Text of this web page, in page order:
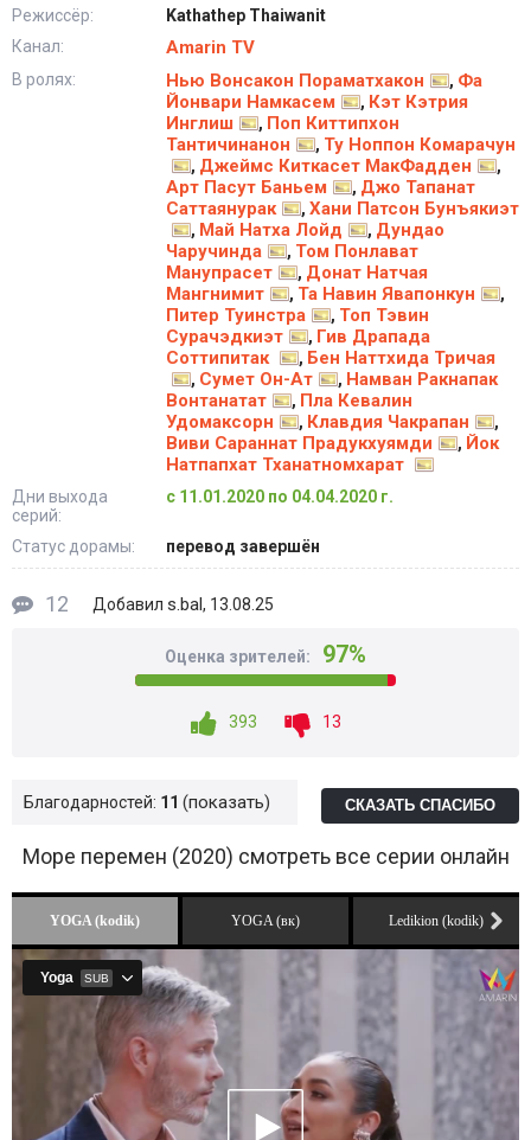
Режиссёр:
Kathathep Thaiwanit
Канал:
Amarin TV
В ролях: Нью Вонсакон Пораматхакон , Фа
Йонвари Намкасем
, Кэт Кэтрия
Инглиш
, Поп Киттипхон
Тантичинанон
, Ту Ноппон Комарачун
, Джеймс Киткасет МакФадден ,
Арт Пасут Баньем , Джо Тапанат
Саттаянурак
, Хани Патсон Бунъякиэт
, Май Натха Лойд , Дундао
Чаручинда
, Том Понлават
Манупрасет
, Донат Натчая
Мангнимит
, Та Навин Явапонкун ,
Питер Туинстра , Топ Тэвин
Сурачэдкиэт
, Гив Драпада
Соттипитак
, Бен Наттхида Тричая
, Сумет Он-Ат , Намван Ракнапак
Вонтанатат
, Пла Кевалин
Удомаксорн
, Клавдия Чакрапан ,
Виви Сараннат Прадукхуямди , Йок
Натпапхат Тханатномхарат
Дни выхода
серий:
с 11.01.2020 по 04.04.2020 г.
Статус дорамы: перевод завершён
12 Добавил s.bal, 13.08.25
Оценка зрителей: 97%
393 13
Благодарностей: 11 показать СКАЗАТЬ СПАСИБО
Море перемен (2020) смотреть все серии онлайн
YOGA (kodik) YOGA (вк) Ledikion (kodik)